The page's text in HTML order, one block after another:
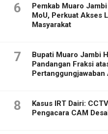
6
Pemkab Muaro
MoU, Perkuat Akses
Masyarakat
7
Bupati Muaro Jambi
Pandangan Fraksi
Pertanggungjawaban
8
Kasus IRT Dairi:
Pengacara CAM